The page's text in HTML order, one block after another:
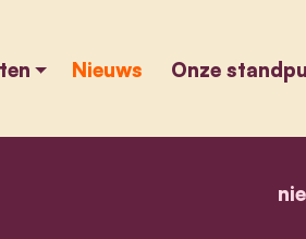
Nieuws Onze